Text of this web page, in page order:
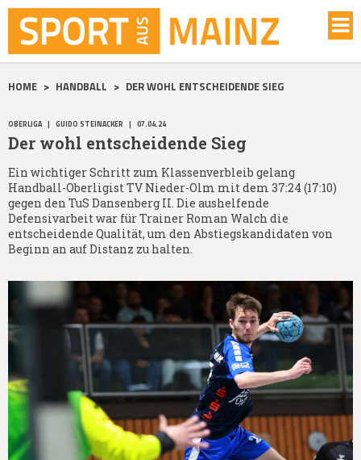
HOME > HANDBALL > DER WOHL ENTSCHEIDENDE SIEG
OBERLIGA | GUIDO STEINACKER | 07.04.24
Der wohl entscheidende Sieg
Ein wichtiger Schritt zum Klassenverbleib gelang
Handball-Oberligist TV Nieder-Olm mit dem 37:24 (17:10)
gegen den TuS Dansenberg II. Die aushelfende
Defensivarbeit war für Trainer Roman Walch die
entscheidende Qualität, um den Abstiegskandidaten von
Beginn an auf Distanz zu halten.